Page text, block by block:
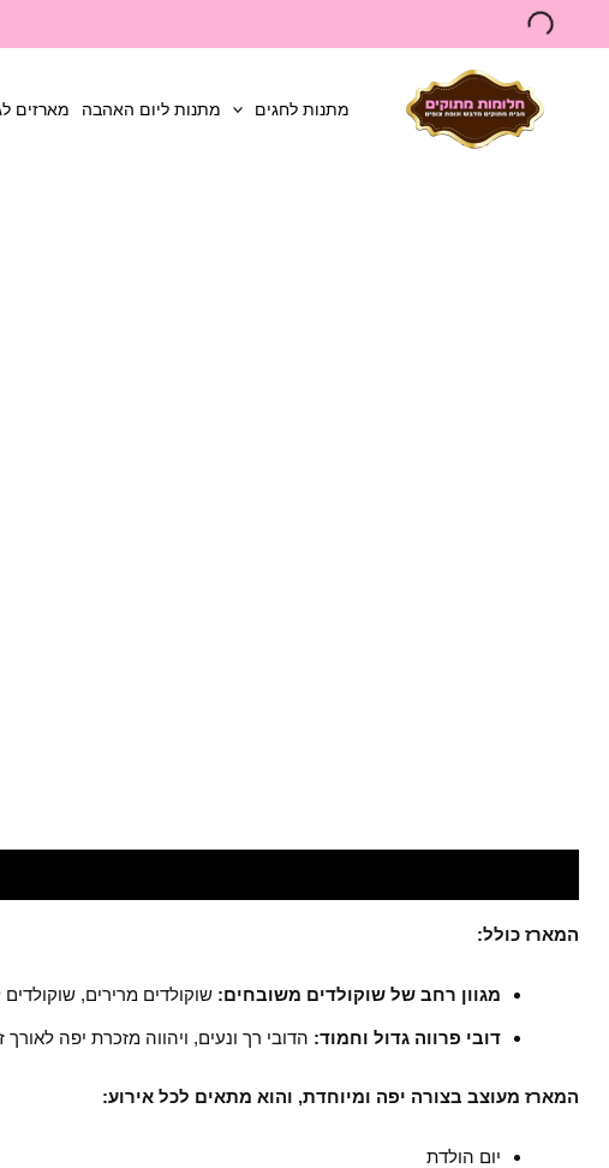
לתוכן
מתנות לחגים מתנות ליום האהבה מארזים
המארז כולל:
מגוון רחב של שוקולדים משובחים: שוקולדים מרירים,
דובי פרווה גדול וחמוד: הדובי רך ונעים, ויהווה מזכרת יפה לאורך
המארז מעוצב בצורה יפה ומיוחדת, והוא מתאים לכל אירוע:
יום הולדת